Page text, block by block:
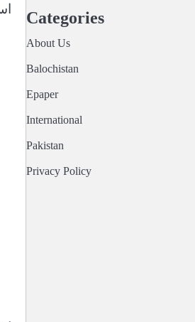
Categories
About Us
Balochistan
Epaper
International
Pakistan
Privacy Policy